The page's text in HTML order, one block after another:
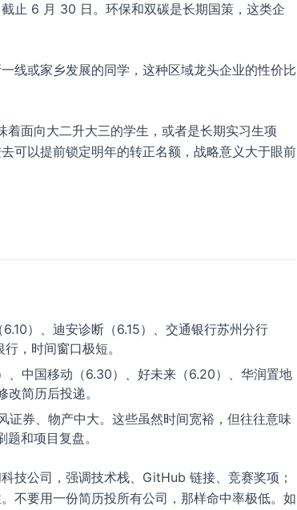
止 6 月 30 日。环保和双碳是长期国策，这类企
线或家乡发展的同学，这种区域龙头企业的性价比
面向大二升大三的学生，或者是长期实习生项
可以提前锁定明年的转正名额，战略意义大于眼前
）、迪安诊断（6.15）、交通银行苏州分行
，时间窗口极短。
、中国移动（6.30）、好未来（6.20）、华润置地
简历后投递。
证券、物产中大。这些虽然时间宽裕，但往往意味
和项目复盘。
技公司，强调技术栈、GitHub 链接、竞赛奖项；
不要用一份简历投所有公司，那样命中率极低。如